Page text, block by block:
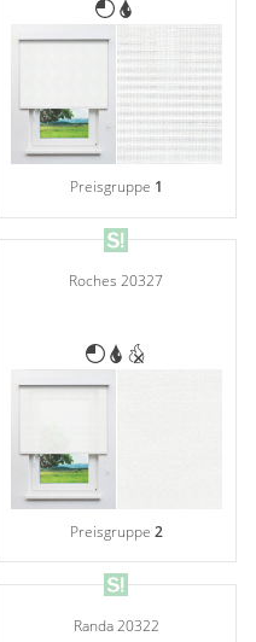
Preisgruppe 1
Roches 20327
Preisgruppe 2
Randa 20322